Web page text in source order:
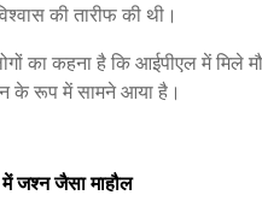
की तारीफ की थी।
का कहना है कि आईपीएल में मिले
के रूप में सामने आया है।
जश्न जैसा माहौल